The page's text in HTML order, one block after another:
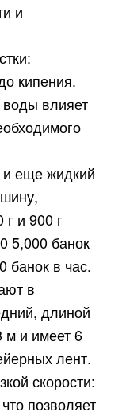
и
кипения.
влияет
еще жидкий
и 900 г
5,000 банок
банок в час.
в
длиной
и имеет 6
лент.
скорости:
позволяет